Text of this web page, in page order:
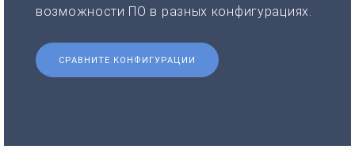
возможности ПО в разных конфигурациях.
СРАВНИТЕ КОНФИГУРАЦИИ